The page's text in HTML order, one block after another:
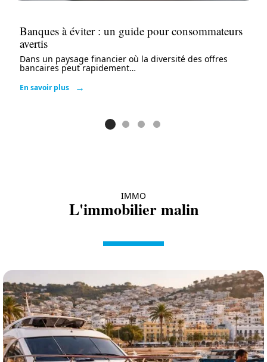
Banques à éviter : un guide pour consommateurs
avertis
Dans un paysage financier où la diversité des offres
bancaires peut rapidement…
En savoir plus
IMMO
L'immobilier malin